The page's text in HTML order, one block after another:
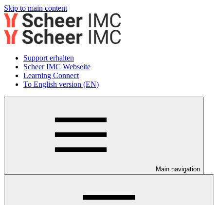
Skip to main content
Support erhalten
Scheer IMC Webseite
Learning Connect
To English version (EN)
Main navigation